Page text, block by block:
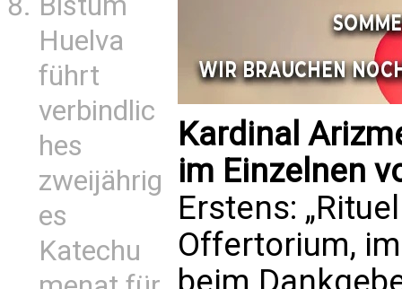
Huelva
führt
verbindlic
hes
zweijährig
es
Katechu
Kardinal
im Einzelnen
Erstens:
Offertorium,